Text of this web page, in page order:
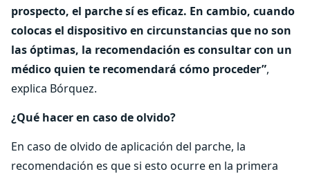
prospecto, el parche sí es eficaz. En cambio, cuando
colocas el dispositivo en circunstancias que no son
las óptimas, la recomendación es consultar con un
médico quien te recomendará cómo proceder”,
explica Bórquez.
¿Qué hacer en caso de olvido?
En caso de olvido de aplicación del parche, la
recomendación es que si esto ocurre en la primera